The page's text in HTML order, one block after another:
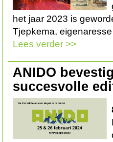
het jaar 2023 is
Tjepkema,
Lees verder >>
ANIDO
succesvolle